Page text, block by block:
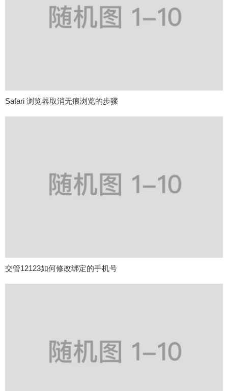
Safari 浏览器取消无痕浏览的步骤
交管12123如何修改绑定的手机号